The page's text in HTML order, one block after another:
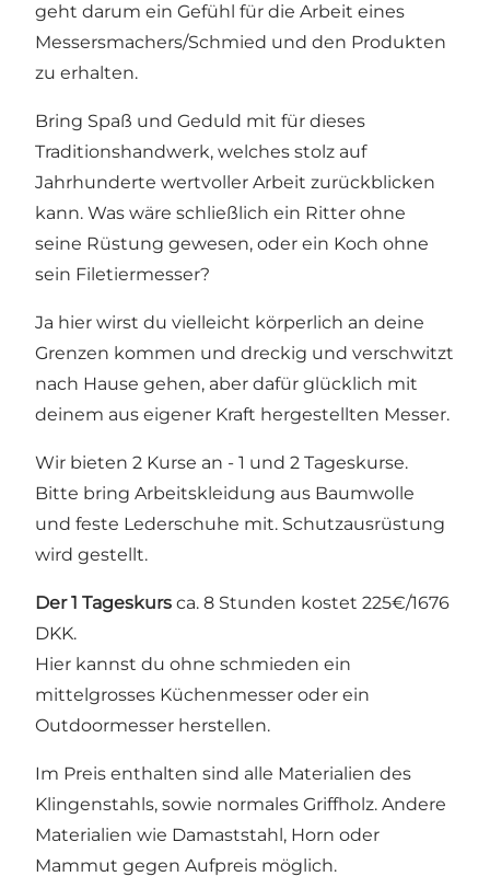
geht darum ein Gefühl für die Arbeit eines
Messersmachers/Schmied und den Produkten
zu erhalten.
Bring Spaß und Geduld mit für dieses
Traditionshandwerk, welches stolz auf
Jahrhunderte wertvoller Arbeit zurückblicken
kann. Was wäre schließlich ein Ritter ohne
seine Rüstung gewesen, oder ein Koch ohne
sein Filetiermesser?
Ja hier wirst du vielleicht körperlich an deine
Grenzen kommen und dreckig und verschwitzt
nach Hause gehen, aber dafür glücklich mit
deinem aus eigener Kraft hergestellten Messer.
Wir bieten 2 Kurse an - 1 und 2 Tageskurse.
Bitte bring Arbeitskleidung aus Baumwolle
und feste Lederschuhe mit. Schutzausrüstung
wird gestellt.
Der 1 Tageskurs ca. 8 Stunden kostet 225€/1676
DKK.
Hier kannst du ohne schmieden ein
mittelgrosses Küchenmesser oder ein
Outdoormesser herstellen.
Im Preis enthalten sind alle Materialien des
Klingenstahls, sowie normales Griffholz. Andere
Materialien wie Damaststahl, Horn oder
Mammut gegen Aufpreis möglich.